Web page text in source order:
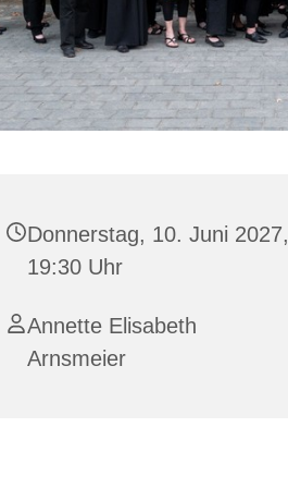
Donnerstag, 10. Juni 2027,
19:30 Uhr
Annette Elisabeth
Arnsmeier